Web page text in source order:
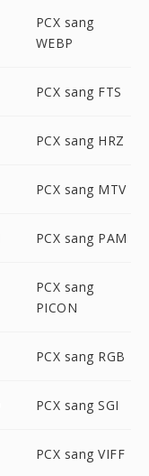
PCX sang
WEBP
PCX sang FTS
PCX sang HRZ
PCX sang MTV
PCX sang PAM
PCX sang
PICON
PCX sang RGB
PCX sang SGI
PCX sang VIFF